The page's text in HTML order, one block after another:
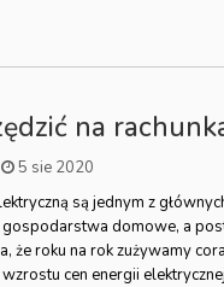
na
5 sie 2020
są jednym z
domowe, a
że roku na rok zużywamy
cen energii